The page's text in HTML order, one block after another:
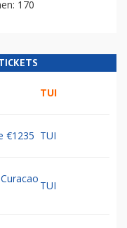
170
TUI
€1235 TUI
TUI